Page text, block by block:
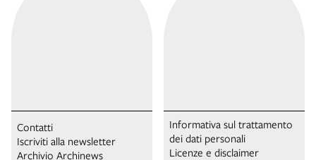
Contatti
Iscriviti alla newsletter
Archivio Archinews
Informativa sul trattamento
dei dati personali
Licenze e disclaimer